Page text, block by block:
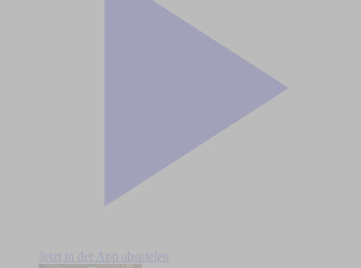
Jetzt in der App abspielen